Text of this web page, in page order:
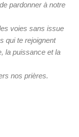
pardonner à notre
voies sans issue
qui te rejoignent
la puissance et la
nos prières.